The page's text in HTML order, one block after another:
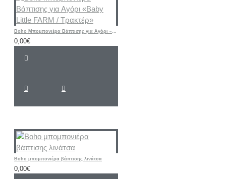
Boho Μπομπονιέρα Βάπτισης για Αγόρι «Baby Little FARM / Τρακτέρ»
0,00€
Boho μπομπονιέρα βάπτισης λινάτσα
0,00€